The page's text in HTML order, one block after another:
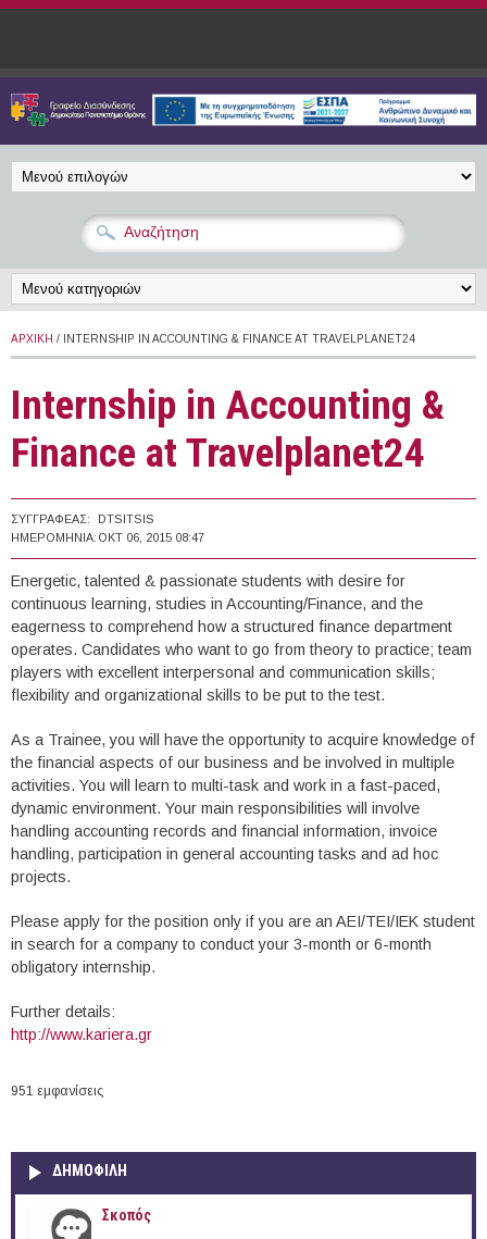
Παράκαμψη προς το κυρίως περιεχόμενο
ΑΡΧΙΚΉ / INTERNSHIP IN ACCOUNTING & FINANCE AT TRAVELPLANET24
Internship in Accounting &
Finance at Travelplanet24
ΣΥΓΓΡΑΦΈΑΣ:
DTSITSIS
ΗΜΕΡΟΜΗΝΊΑ: ΟΚΤ 06, 2015 08:47
Energetic, talented & passionate students with desire for
continuous learning, studies in Accounting/Finance, and the
eagerness to comprehend how a structured finance department
operates. Candidates who want to go from theory to practice; team
players with excellent interpersonal and communication skills;
flexibility and organizational skills to be put to the test.
As a Trainee, you will have the opportunity to acquire knowledge of
the financial aspects of our business and be involved in multiple
activities. You will learn to multi-task and work in a fast-paced,
dynamic environment. Your main responsibilities will involve
handling accounting records and financial information, invoice
handling, participation in general accounting tasks and ad hoc
projects.
Please apply for the position only if you are an AEI/TEI/IEK student
in search for a company to conduct your 3-month or 6-month
obligatory internship.
Further details:
http://www.kariera.gr
951 εμφανίσεις
ΔΗΜΟΦΙΛΗ
Σκοπός